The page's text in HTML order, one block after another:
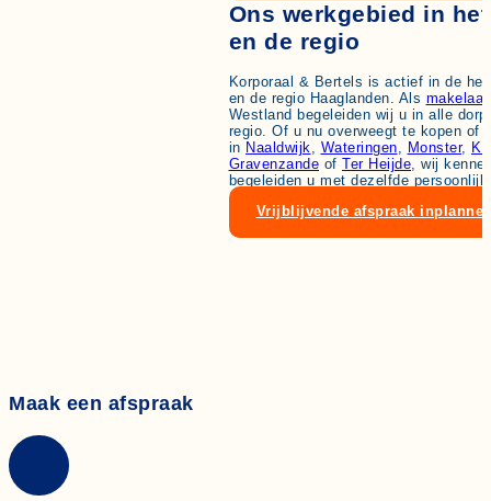
Ons werkgebied in
en de regio
Korporaal & Bertels is actief in de
en de regio Haaglanden. Als
Westland begeleiden wij u in alle
regio. Of u nu overweegt te kopen of
in Naaldwijk, Wateringen, Monster,
Gravenzande of Ter Heijde, wij
begeleiden u met dezelfde
Vrijblijvende afspraak
Maak een afspraak